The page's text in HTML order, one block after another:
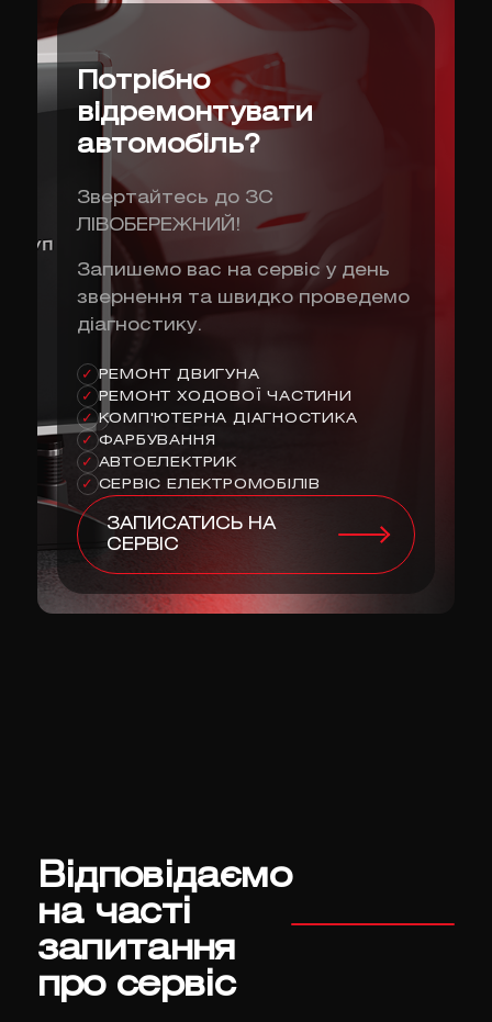
Потрібно
відремонтувати
автомобіль?
Звертайтесь до ЗС
ЛІВОБЕРЕЖНИЙ!
Запишемо вас на сервіс у день
звернення та швидко проведемо
діагностику.
✓ РЕМОНТ ДВИГУНА
✓ РЕМОНТ ХОДОВОЇ ЧАСТИНИ
✓ КОМП'ЮТЕРНА ДІАГНОСТИКА
✓ ФАРБУВАННЯ
✓ АВТОЕЛЕКТРИК
✓ СЕРВІС ЕЛЕКТРОМОБІЛІВ
ЗАПИСАТИСЬ НА
СЕРВІС
Відповідаємо
на часті
запитання
про сервіс